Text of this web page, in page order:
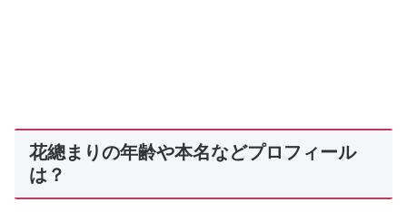
花總まりの年齢や本名などプロフィール
は？